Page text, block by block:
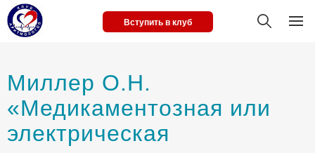
Вступить в клуб
Миллер О.Н.
«Медикаментозная или
электрическая